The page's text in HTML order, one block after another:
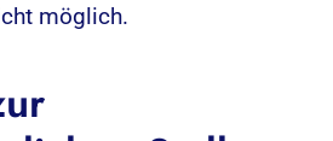
möglich.